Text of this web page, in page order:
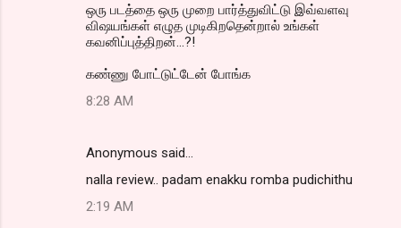
ஒரு படத்தை ஒரு முறை பார்த்துவிட்டு இவ்வளவு
விஷயங்கள் எழுத முடிகிறதென்றால் உங்கள்
கவனிப்புத்திறன்...?!
கண்ணு போட்டுட்டேன் போங்க
8:28 AM
Anonymous said…
nalla review.. padam enakku romba pudichithu
2:19 AM